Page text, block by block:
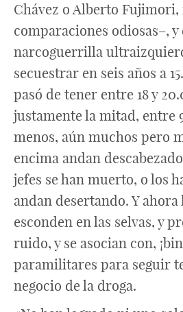
Chávez o Alberto Fujimori,
comparaciones odiosas–, y
narcoguerrilla
secuestrar en seis años a
pasó de tener entre 18 y
justamente la mitad, entre
menos, aún muchos pero
encima andan
jefes se han muerto, o los
andan desertando. Y ahora
esconden en las selvas, y
ruido, y se asocian con,
paramilitares para seguir
negocio de la droga.